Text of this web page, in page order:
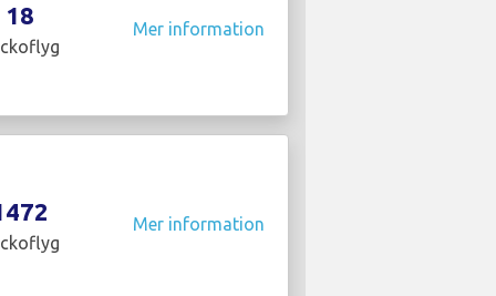
18 Mer information
Mer information